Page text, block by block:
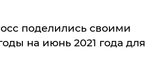
поделились своими
на июнь 2021 года для